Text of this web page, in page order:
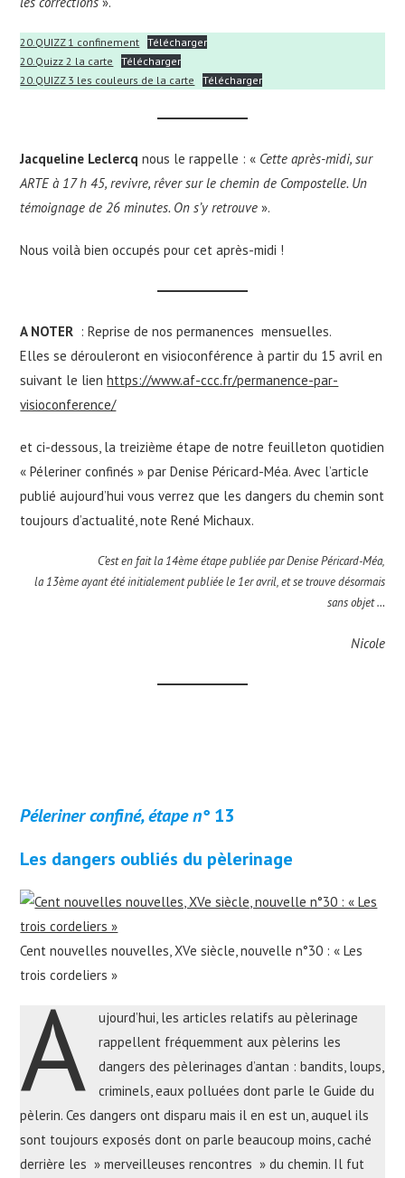
20.QUIZZ 1 confinement
Télécharger
20.Quizz 2 la carte
Télécharger
20.QUIZZ 3 les couleurs de la carte
Télécharger
Jacqueline Leclercq nous le rappelle : « Cette après-midi, sur
ARTE à 17 h 45, revivre, rêver sur le chemin de Compostelle. Un
témoignage de 26 minutes. On s’y retrouve ».
Nous voilà bien occupés pour cet après-midi !
A NOTER : Reprise de nos permanences mensuelles.
Elles se dérouleront en visioconférence à partir du 15 avril en
suivant le lienhttps://www.af-ccc.fr/permanence-par-
visioconference/
et ci-dessous, la treizième étape de notre feuilleton quotidien
« Péleriner confinés » par Denise Péricard-Méa. Avec l’article
publié aujourd’hui vous verrez que les dangers du chemin sont
toujours d’actualité, note René Michaux.
C’est en fait la 14ème étape publiée par Denise Péricard-Méa,
la 13ème ayant été initialement publiée le 1er avril, et se trouve désormais
sans objet …
Nicole
Péleriner confiné, étape n° 13
Les dangers oubliés du pèlerinage
Cent nouvelles nouvelles, XVe siècle, nouvelle n°30 : « Les
trois cordeliers »
A
ujourd’hui, les articles relatifs au pèlerinage
rappellent fréquemment aux pèlerins les
dangers des pèlerinages d’antan : bandits, loups,
criminels, eaux polluées dont parle le Guide du
pèlerin. Ces dangers ont disparu mais il en est un, auquel ils
sont toujours exposés dont on parle beaucoup moins, caché
derrière les » merveilleuses rencontres » du chemin. Il fut